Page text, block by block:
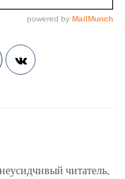
читатель,